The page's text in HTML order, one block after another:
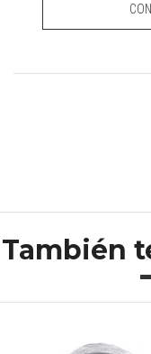
También